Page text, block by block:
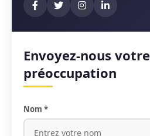
Envoyez-nous votre
préoccupation
Nom *